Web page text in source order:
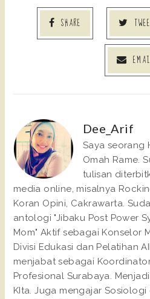
SHARE
Dee_Arif
Saya seorang
Omah Rame.
tulisan
media online, misalnya
Koran Opini, Cakrawarta.
antologi "Jibaku Post Power
Mom" Aktif sebagai Konselor
Divisi Edukasi dan Pelatihan
menjabat sebagai
Profesional Surabaya.
KIta. Juga mengajar Sosiologi